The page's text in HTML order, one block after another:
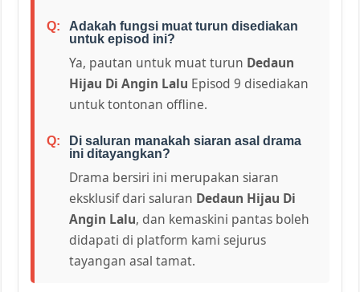
Adakah fungsi muat turun disediakan
untuk episod ini?
Ya, pautan untuk muat turun Dedaun
Hijau Di Angin Lalu Episod 9 disediakan
untuk tontonan offline.
Di saluran manakah siaran asal drama
ini ditayangkan?
Drama bersiri ini merupakan siaran
eksklusif dari saluran Dedaun Hijau Di
Angin Lalu, dan kemaskini pantas boleh
didapati di platform kami sejurus
tayangan asal tamat.